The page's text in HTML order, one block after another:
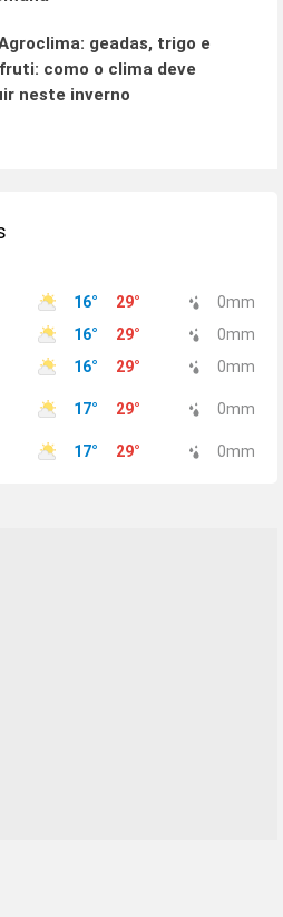
geadas, trigo e
como o clima deve
neste inverno
16° 29° 0mm
16° 29° 0mm
16° 29° 0mm
17° 29° 0mm
17° 29° 0mm